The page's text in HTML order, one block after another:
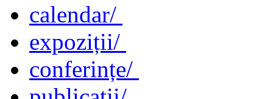
calendar/
expoziții/
conferințe/